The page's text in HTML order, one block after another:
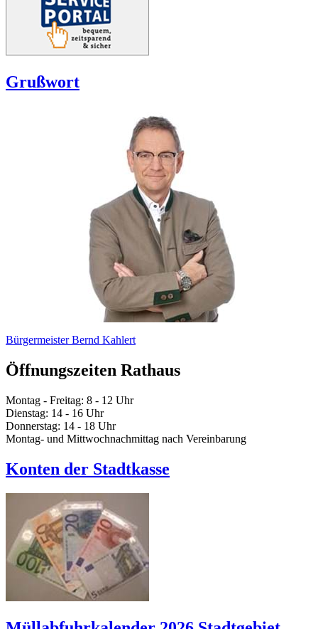
Grußwort
Bürgermeister Bernd Kahlert
Öffnungszeiten Rathaus
Montag - Freitag: 8 - 12 Uhr
Dienstag: 14 - 16 Uhr
Donnerstag: 14 - 18 Uhr
Montag- und Mittwochnachmittag nach Vereinbarung
Konten der Stadtkasse